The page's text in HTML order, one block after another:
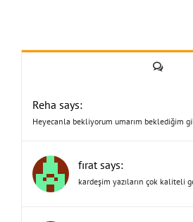
Yorum
Reha says:
Heyecanla bekliyorum umarım beklediğim
fırat says:
kardeşim yazıların çok kaliteli